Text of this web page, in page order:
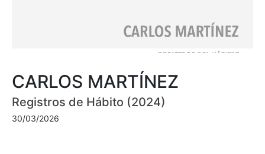
CARLOS MARTÍNEZ
Registros de Hábito (2024)
30/03/2026